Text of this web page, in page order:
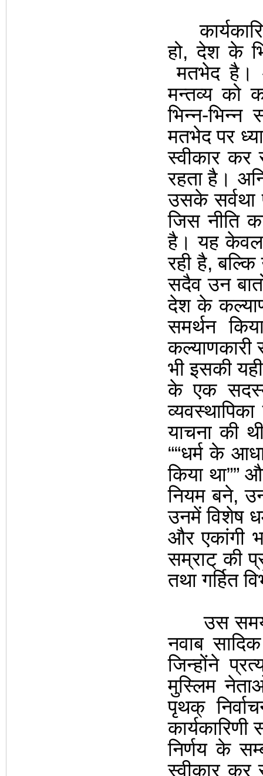
हो, देश के
मतभेद है।
मन्तव्य को
भिन्न-भिन्न
मतभेद पर
स्वीकार
रहता है।
उसके
जिस नीति
है। यह केवल
रही है,
सदैव उन
देश के
समर्थन
कल्याणकारी
भी इसकी
के एक
याचना की
““धर्म के
किया था””
नियम बने,
उनमें विशेष
और एकांगी
सम्राट् की
तथा गर्हित
उस समय
नवाब
जिन्होंने
मुस्लिम
पृथक्
कार्यकारिणी
निर्णय के
स्वीकार